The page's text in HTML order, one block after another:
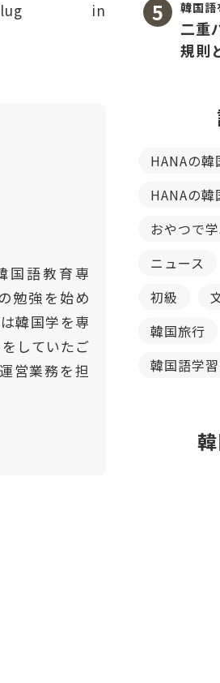
in
国語教育専
勉強を始め
韓国学を専
していたご
営業務を担
韓国語
二重
規則
HANAの韓
HANAの
おやつで
ニュース
初級
韓国旅行
韓国語学